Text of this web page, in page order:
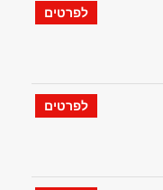
לפרטים
לפרטים